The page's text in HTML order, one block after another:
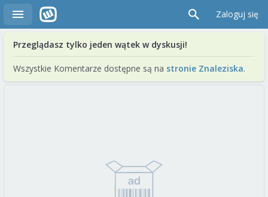
Zaloguj się
Przeglądasz tylko jeden wątek w dyskusji!
Wszystkie Komentarze dostępne są na stronie Znaleziska.